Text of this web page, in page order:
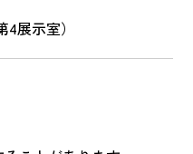
展示室）